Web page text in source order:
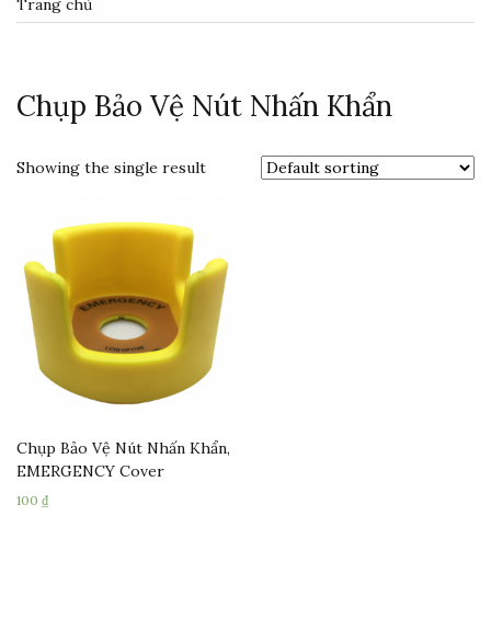
Chụp Bảo Vệ Nút Nhấn Khẩn
Showing the single result
Chụp Bảo Vệ Nút Nhấn Khẩn,
EMERGENCY Cover
100 ₫